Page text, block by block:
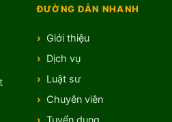
ĐƯỜNG DẪN NHANH
Giới thiệu
Dịch vụ
Luật sư
Chuyên viên